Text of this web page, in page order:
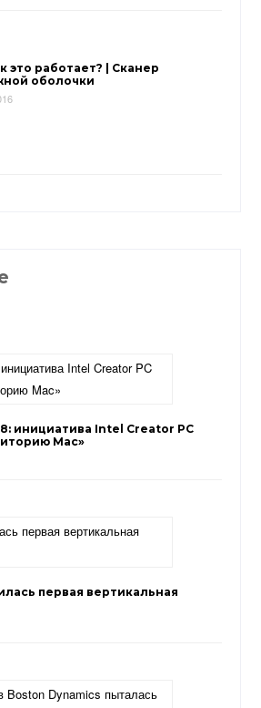
это работает? | Сканер
оболочки
инициатива Intel Creator PC
Mac»
первая вертикальная